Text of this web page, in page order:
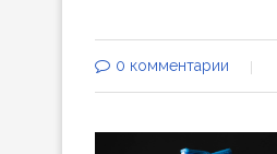
0 комментарии